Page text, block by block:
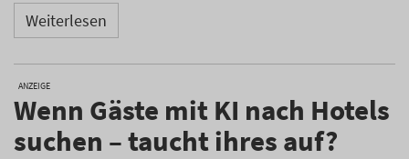
Weiterlesen
ANZEIGE
Wenn Gäste mit KI nach Hotels
suchen – taucht ihres auf?